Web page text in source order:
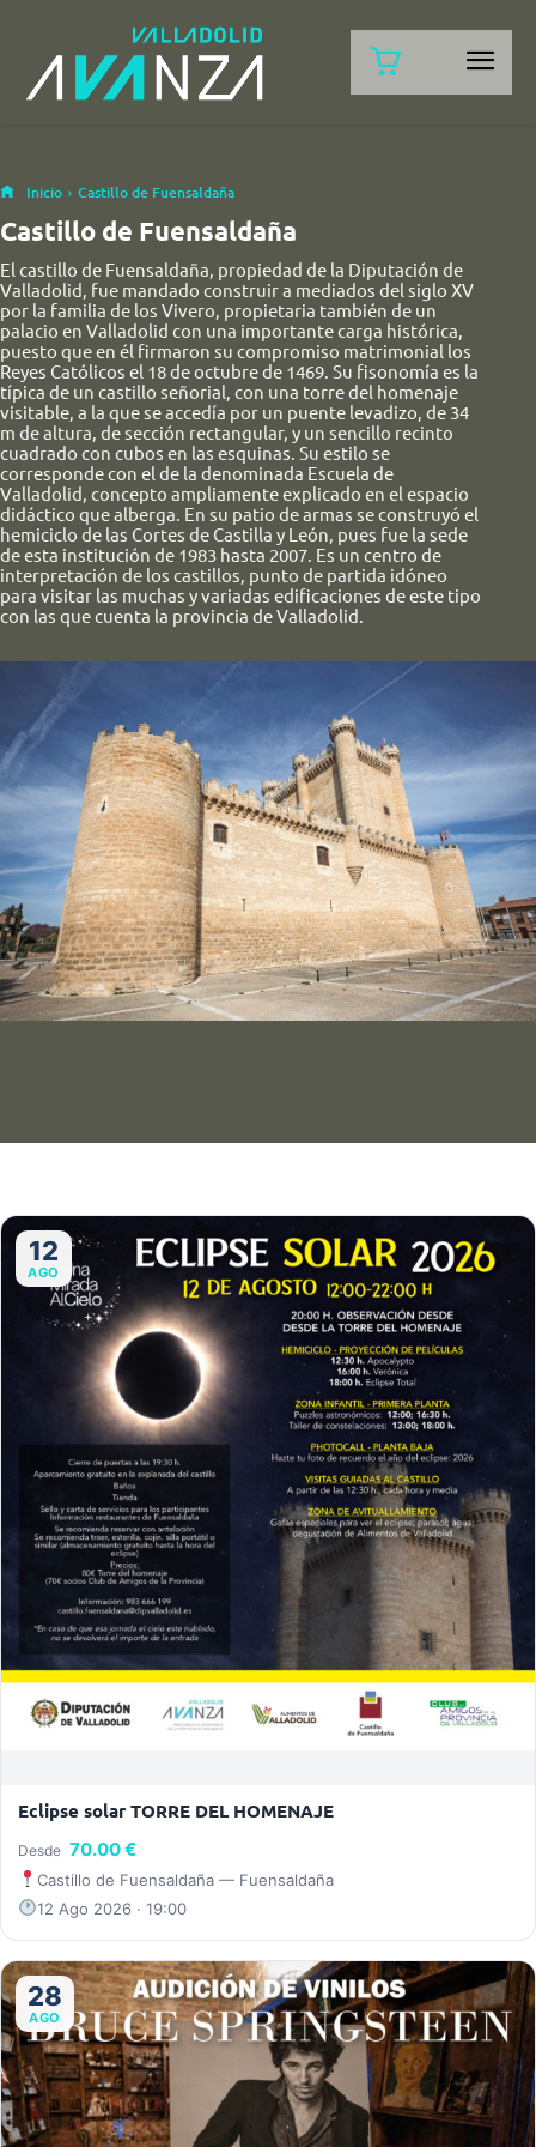
Inicio Castillo de Fuensaldaña
Castillo de Fuensaldaña
El castillo de Fuensaldaña, propiedad de la Diputación de
Valladolid, fue mandado construir a mediados del siglo XV
por la familia de los Vivero, propietaria también de un
palacio en Valladolid con una importante carga histórica,
puesto que en él firmaron su compromiso matrimonial los
Reyes Católicos el 18 de octubre de 1469. Su fisonomía es la
típica de un castillo señorial, con una torre del homenaje
visitable, a la que se accedía por un puente levadizo, de 34
m de altura, de sección rectangular, y un sencillo recinto
cuadrado con cubos en las esquinas. Su estilo se
corresponde con el de la denominada Escuela de
Valladolid, concepto ampliamente explicado en el espacio
didáctico que alberga. En su patio de armas se construyó el
hemiciclo de las Cortes de Castilla y León, pues fue la sede
de esta institución de 1983 hasta 2007. Es un centro de
interpretación de los castillos, punto de partida idóneo
para visitar las muchas y variadas edificaciones de este tipo
con las que cuenta la provincia de Valladolid.
12
AGO
Eclipse solar TORRE DEL HOMENAJE
Desde 70.00 €
Castillo de Fuensaldaña — Fuensaldaña
12 Ago 2026 · 19:00
28
AGO